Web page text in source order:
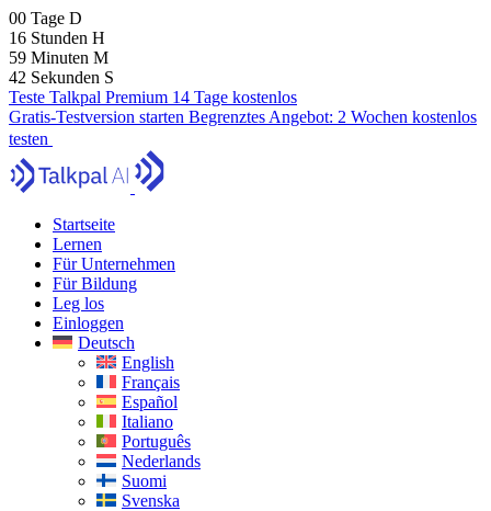
00 Tage D
16 Stunden H
59 Minuten M
40 Sekunden S
Teste Talkpal Premium 14 Tage kostenlos
Gratis-Testversion starten Begrenztes Angebot: 2 Wochen kostenlos
testen
Startseite
Lernen
Für Unternehmen
Für Bildung
Leg los
Einloggen
Deutsch
English
Français
Español
Italiano
Português
Nederlands
Suomi
Svenska